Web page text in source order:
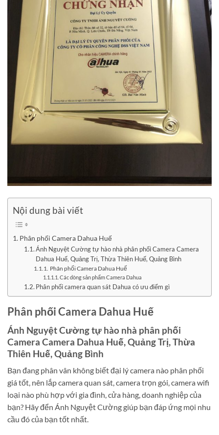
Nội dung bài viết
Phân phối Camera Dahua Huế
Ánh Nguyệt Cường tự hào nhà phân phối Camera Camera
Dahua Huế, Quảng Trị, Thừa Thiên Huế, Quảng Bình
Phân phối Camera Dahua Huế
Các dòng sản phẩm Camera Dahua
Phân phối camera quan sát Dahua có ưu điểm gì
Phân phối Camera Dahua Huế
Ánh Nguyệt Cường tự hào nhà phân phối
Camera Camera Dahua Huế, Quảng Trị, Thừa
Thiên Huế, Quảng Bình
Bạn đang phân vân không biết đại lý camera nào phân phối
giá tốt, nên lắp camera quan sát, camera trọn gói, camera wifi
loại nào phù hợp với gia đình, cửa hàng, doanh nghiệp của
bạn? Hãy đển Ánh Nguyệt Cường giúp bạn đáp ứng mọi nhu
cầu đó của bạn tốt nhất.